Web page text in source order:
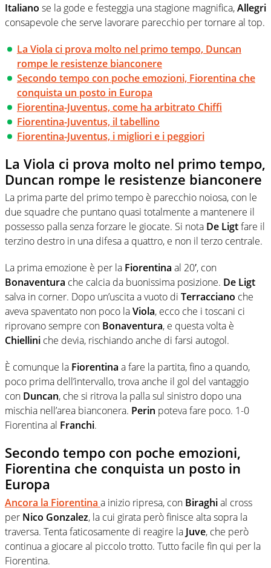
Italiano se la gode e festeggia una stagione magnifica,Allegri
consapevole che serve lavorare parecchio per tornare al top.
La Viola ci prova molto nel primo tempo, Duncan
rompe le resistenze bianconere
Secondo tempo con poche emozioni, Fiorentina che
conquista un posto in Europa
Fiorentina-Juventus, come ha arbitrato Chiffi
Fiorentina-Juventus, il tabellino
Fiorentina-Juventus, i migliori e i peggiori
La Viola ci prova molto nel primo tempo,
Duncan rompe le resistenze bianconere
La prima parte del primo tempo è parecchio noiosa, con le
due squadre che puntano quasi totalmente a mantenere il
possesso palla senza forzare le giocate. Si nota De Ligtfare il
terzino destro in una difesa a quattro, e non il terzo centrale.
La prima emozione è per la Fiorentina al 20′, con
Bonaventura che calcia da buonissima posizione. De Ligt
salva in corner. Dopo un’uscita a vuoto di Terracciano che
aveva spaventato non poco laViola, ecco che i toscani ci
riprovano sempre con Bonaventura, e questa volta è
Chiellini che devia, rischiando anche di farsi autogol.
È comunque la Fiorentina a fare la partita, fino a quando,
poco prima dell’intervallo, trova anche il gol del vantaggio
con Duncan, che si ritrova la palla sul sinistro dopo una
mischia nell’area bianconera. Perin poteva fare poco. 1-0
Fiorentina al Franchi.
Secondo tempo con poche emozioni,
Fiorentina che conquista un posto in
Europa
Ancora la Fiorentina a inizio ripresa, con Biraghial cross
per Nico Gonzalez, la cui girata però finisce alta sopra la
traversa. Tenta faticosamente di reagire la Juve, che però
continua a giocare al piccolo trotto. Tutto facile fin qui per la
Fiorentina.